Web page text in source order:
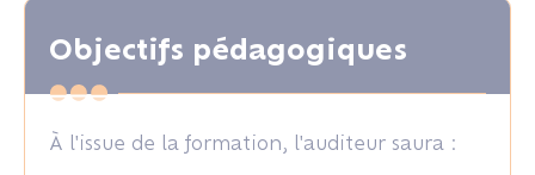
Objectifs pédagogiques
À l'issue de la formation, l'auditeur saura :